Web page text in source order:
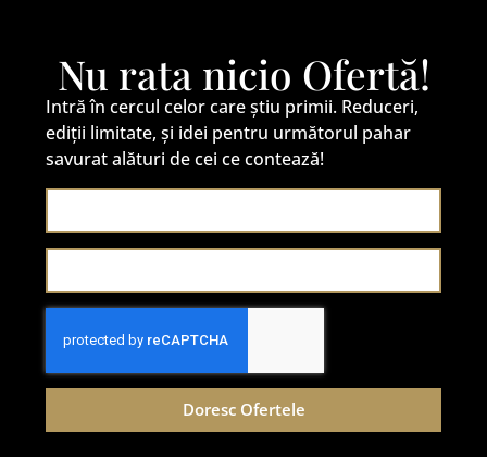
Nu rata nicio Ofertă!
Intră în cercul celor care știu primii. Reduceri,
ediții limitate, și idei pentru următorul pahar
savurat alături de cei ce contează!
Doresc Ofertele